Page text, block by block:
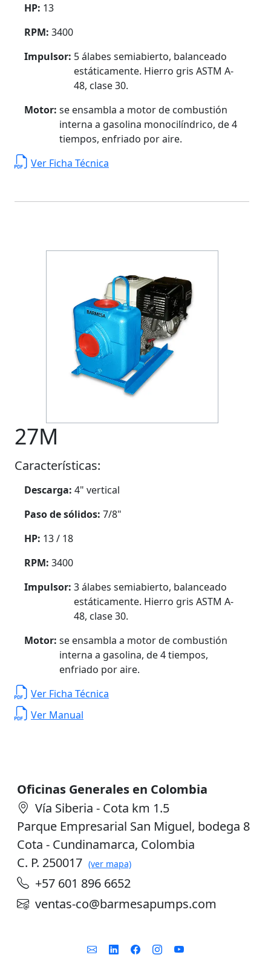
HP: 13
RPM: 3400
Impulsor: 5 álabes semiabierto, balanceado
estáticamente. Hierro gris ASTM A-
48, clase 30.
Motor: se ensambla a motor de combustión
interna a gasolina monocilíndrico, de 4
tiempos, enfriado por aire.
Ver Ficha Técnica
27M
Características:
Descarga: 4" vertical
Paso de sólidos: 7/8"
HP: 13 / 18
RPM: 3400
Impulsor: 3 álabes semiabierto, balanceado
estáticamente. Hierro gris ASTM A-
48, clase 30.
Motor: se ensambla a motor de combustión
interna a gasolina, de 4 tiempos,
enfriado por aire.
Ver Ficha Técnica
Ver Manual
Oficinas Generales en Colombia
Vía Siberia - Cota km 1.5
Parque Empresarial San Miguel, bodega 8
Cota - Cundinamarca, Colombia
C. P. 250017 (ver mapa)
+57 601 896 6652
ventas-co@barmesapumps.com